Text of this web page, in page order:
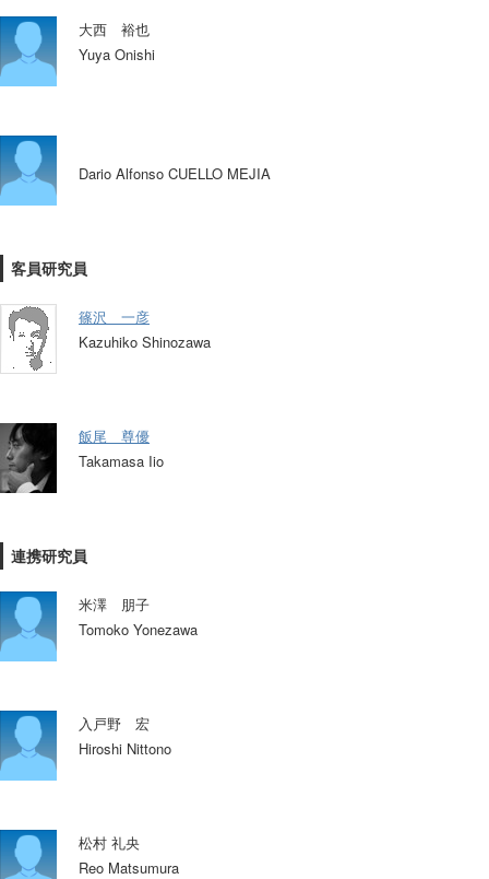
大西 裕也
Yuya Onishi
Dario Alfonso CUELLO MEJIA
客員研究員
篠沢 一彦
Kazuhiko Shinozawa
飯尾 尊優
Takamasa Iio
連携研究員
米澤 朋子
Tomoko Yonezawa
入戸野 宏
Hiroshi Nittono
松村 礼央
Reo Matsumura